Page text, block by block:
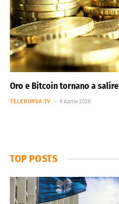
Oro e Bitcoin tornano a
TELEBORSA TV 8 Aprile 2026
TOP POSTS